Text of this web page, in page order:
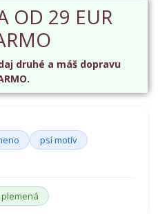
OD 29 EUR
druhé a máš dopravu
psí motív